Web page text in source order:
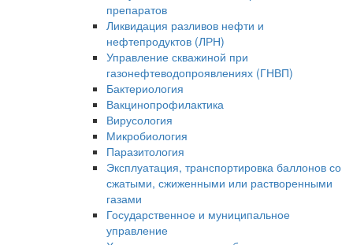
препаратов
Ликвидация разливов нефти и
нефтепродуктов (ЛРН)
Управление скважиной при
газонефтеводопроявлениях (ГНВП)
Бактериология
Вакцинопрофилактика
Вирусология
Микробиология
Паразитология
Эксплуатация, транспортировка баллонов со
сжатыми, сжиженными или растворенными
газами
Государственное и муниципальное
управление